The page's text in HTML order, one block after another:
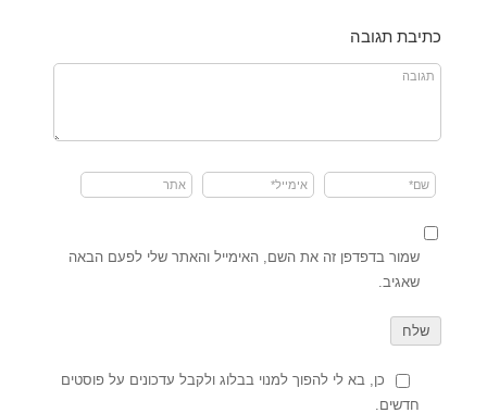
כתיבת תגובה
שמור בדפדפן זה את השם, האימייל והאתר שלי לפעם הבאה
שאגיב.
כן, בא לי להפוך למנוי בבלוג ולקבל עדכונים על פוסטים
חדשים.